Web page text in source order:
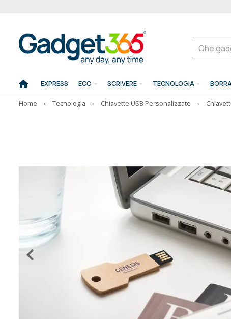
EXPRESS ECO SCRIVERE TECNOLOGIA
Home › Tecnologia › Chiavette USB Personalizzate ›